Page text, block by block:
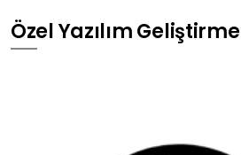
Özel Yazılım Geliştirme